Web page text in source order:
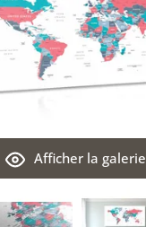
Afficher la galerie